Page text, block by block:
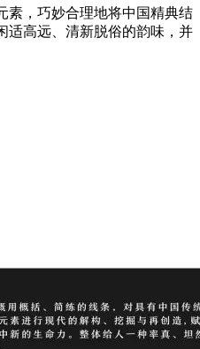
素，巧妙合理地将中国精典结
适高远、清新脱俗的韵味，并